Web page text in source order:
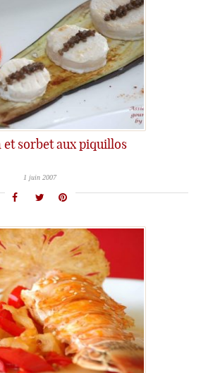
et sorbet aux piquillos
1 juin 2007